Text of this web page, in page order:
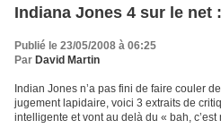
Indiana Jones 4 sur le net
Publié le 23/05/2008 à 06:25
Par David Martin
Indian Jones n’a pas fini de faire couler
jugement lapidaire, voici 3 extraits de
intelligente et vont au delà du « bah,